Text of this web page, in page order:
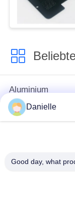
Aluminium
Druckguss
Danielle
Good day, what